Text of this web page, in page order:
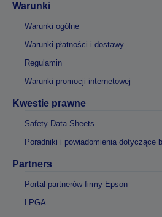
Warunki
Warunki ogólne
Warunki płatności i dostawy
Regulamin
Warunki promocji internetowej
Kwestie prawne
Safety Data Sheets
Poradniki i powiadomienia dotyczące
Partners
Portal partnerów firmy Epson
LPGA